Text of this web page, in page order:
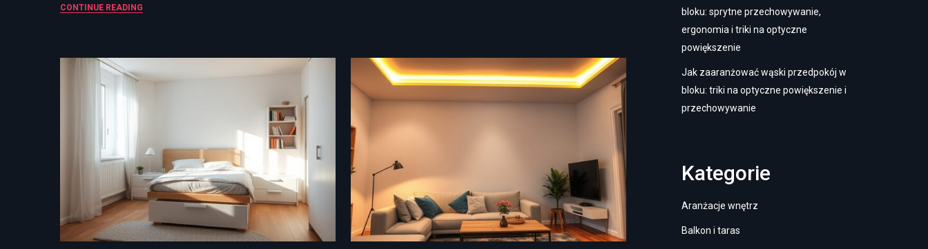
CONTINUE READING
bloku: sprytne przechowywanie,
ergonomia i triki na optyczne
powiększenie
Jak zaaranżować wąski przedpokój w
bloku: triki na optyczne powiększenie i
przechowywanie
Kategorie
Aranżacje wnętrz
Balkon i taras